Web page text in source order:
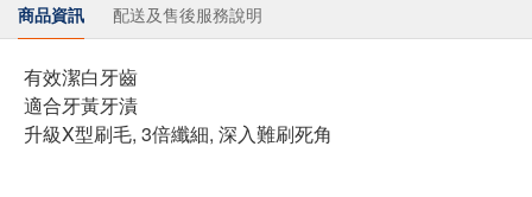
商品資訊 配送及售後服務說明
有效潔白牙齒
適合牙黃牙漬
升級X型刷毛, 3倍纖細, 深入難刷死角